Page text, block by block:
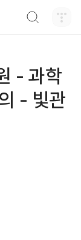
- 과학
- 빛관